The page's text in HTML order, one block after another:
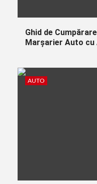
Ghid de
Marșarier Auto cu
AUTO